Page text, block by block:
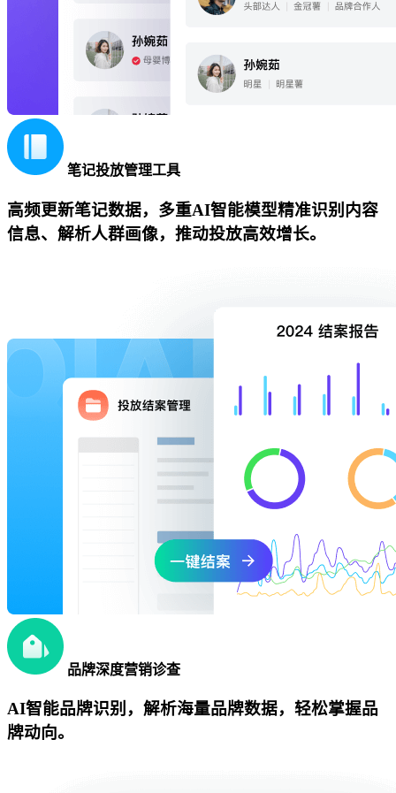
笔记投放管理工具
高频更新笔记数据，多重AI智能模型精准识别内容
信息、解析人群画像，推动投放高效增长。
品牌深度营销诊查
AI智能品牌识别，解析海量品牌数据，轻松掌握品
牌动向。